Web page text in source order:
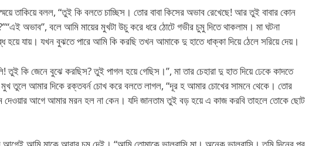
তাকিয়ে বলল, “তুই কি বলতে চাচ্ছিস। তোর বাবা কিসের অভাব রেখেছে! আর তুই বাবার কোন
অভাব”, বলে আমি মায়ের মুখটা উচু করে ধরে ঠোটে গভীর চুমু দিতে থাকলাম। মা ঘটনা
হয়ে যায়। যখন বুঝতে পারে আমি কি করছি তখন আমাকে দু হাতে ধাক্কা দিয়ে ঠেলে সরিয়ে দেয়।
তুই কি জেনে বুঝে করছিস? তুই পাগল হয়ে গেছিস।”, মা তার চেহারা দু হাত দিয়ে ঢেকে কাদতে
তুলে আমার দিকে রক্তবর্ন চোখ করে বলতে লাগল, “দূর হ আমার চোখের সামনে থেকে। তোর
দেওয়ার আগে আমার মরন হল না কেন। যদি জানতাম তুই বড় হয়ে এ কাজ করবি তাহলে তোকে ছোট